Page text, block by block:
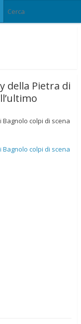
della Pietra di
colpi di scena
colpi di scena